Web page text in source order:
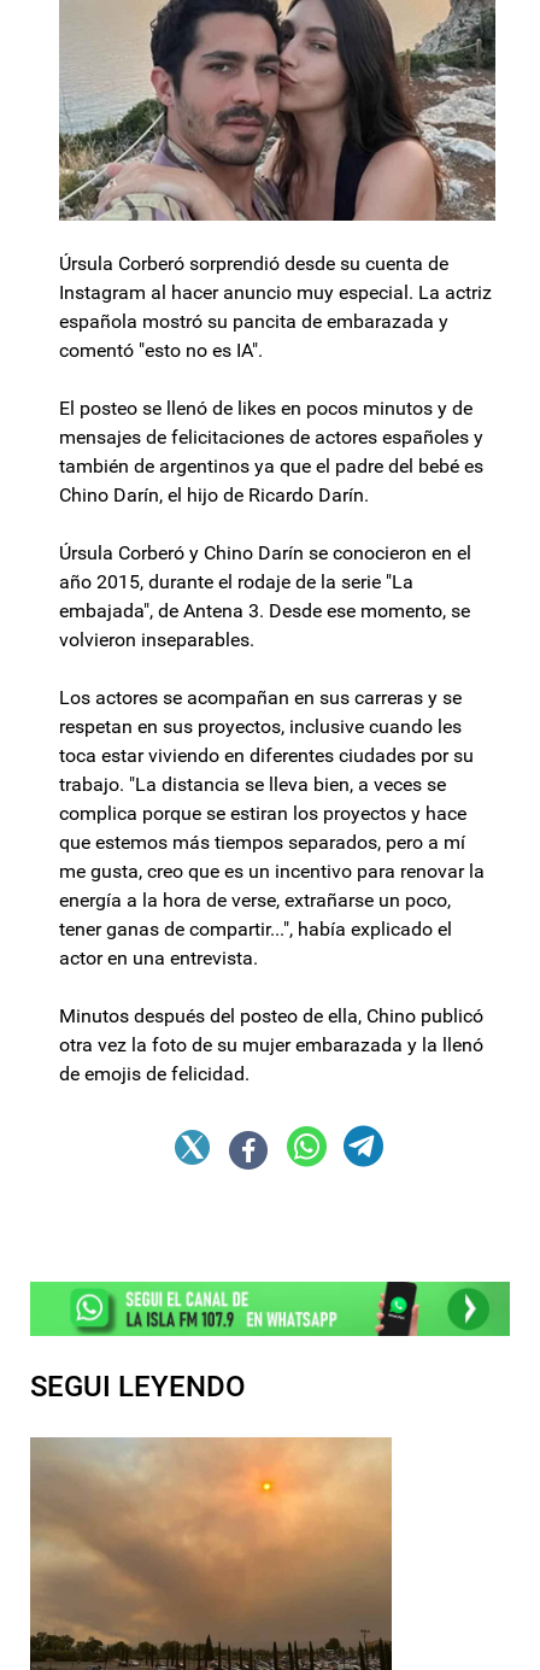
Úrsula Corberó sorprendió desde su cuenta de
Instagram al hacer anuncio muy especial. La actriz
española mostró su pancita de embarazada y
comentó "esto no es IA".
El posteo se llenó de likes en pocos minutos y de
mensajes de felicitaciones de actores españoles y
también de argentinos ya que el padre del bebé es
Chino Darín, el hijo de Ricardo Darín.
Úrsula Corberó y Chino Darín se conocieron en el
año 2015, durante el rodaje de la serie "La
embajada", de Antena 3. Desde ese momento, se
volvieron inseparables.
Los actores se acompañan en sus carreras y se
respetan en sus proyectos, inclusive cuando les
toca estar viviendo en diferentes ciudades por su
trabajo. "La distancia se lleva bien, a veces se
complica porque se estiran los proyectos y hace
que estemos más tiempos separados, pero a mí
me gusta, creo que es un incentivo para renovar la
energía a la hora de verse, extrañarse un poco,
tener ganas de compartir...", había explicado el
actor en una entrevista.
Minutos después del posteo de ella, Chino publicó
otra vez la foto de su mujer embarazada y la llenó
de emojis de felicidad.
SEGUI LEYENDO